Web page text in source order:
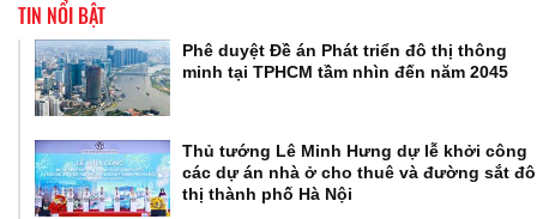
TIN NỔI BẬT
Phê duyệt Đề án Phát triển đô thị thông
minh tại TPHCM tầm nhìn đến năm 2045
Thủ tướng Lê Minh Hưng dự lễ khởi công
các dự án nhà ở cho thuê và đường sắt đô
thị thành phố Hà Nội